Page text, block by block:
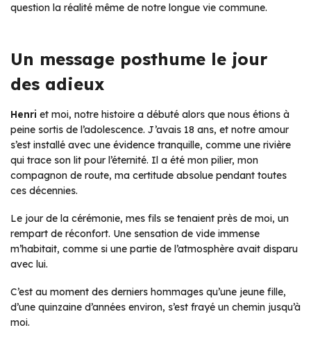
question la réalité même de notre longue vie commune.
Un message posthume le jour
des adieux
Henri et moi, notre histoire a débuté alors que nous étions à
peine sortis de l’adolescence. J’avais 18 ans, et notre amour
s’est installé avec une évidence tranquille, comme une rivière
qui trace son lit pour l’éternité. Il a été mon pilier, mon
compagnon de route, ma certitude absolue pendant toutes
ces décennies.
Le jour de la cérémonie, mes fils se tenaient près de moi, un
rempart de réconfort. Une sensation de vide immense
m’habitait, comme si une partie de l’atmosphère avait disparu
avec lui.
C’est au moment des derniers hommages qu’une jeune fille,
d’une quinzaine d’années environ, s’est frayé un chemin jusqu’à
moi.